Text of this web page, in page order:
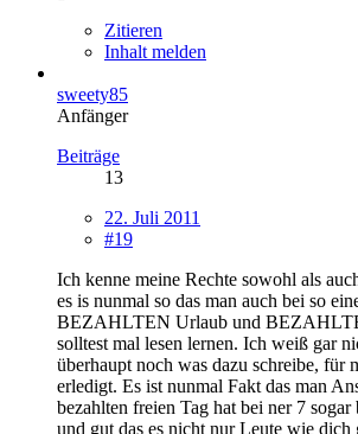
Zitieren
Inhalt melden
sweety85
Anfänger
Beiträge
13
22. Juli 2011
#19
Ich kenne meine Rechte sowohl als
es is nunmal so das man auch bei so
BEZAHLTEN Urlaub und
solltest mal lesen lernen. Ich weiß gar
überhaupt noch was dazu schreibe, für
erledigt. Es ist nunmal Fakt das man
bezahlten freien Tag hat bei ner 7
und gut das es nicht nur Leute wie dich